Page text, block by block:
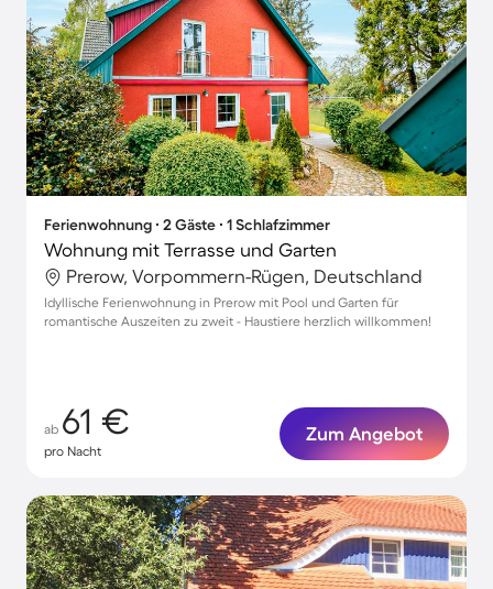
Ferienwohnung ∙ 2 Gäste ∙ 1 Schlafzimmer
Wohnung mit Terrasse und Garten
Prerow, Vorpommern-Rügen, Deutschland
Idyllische Ferienwohnung in Prerow mit Pool und Garten für
romantische Auszeiten zu zweit - Haustiere herzlich willkommen!
ab 61 €
pro Nacht
Zum Angebot